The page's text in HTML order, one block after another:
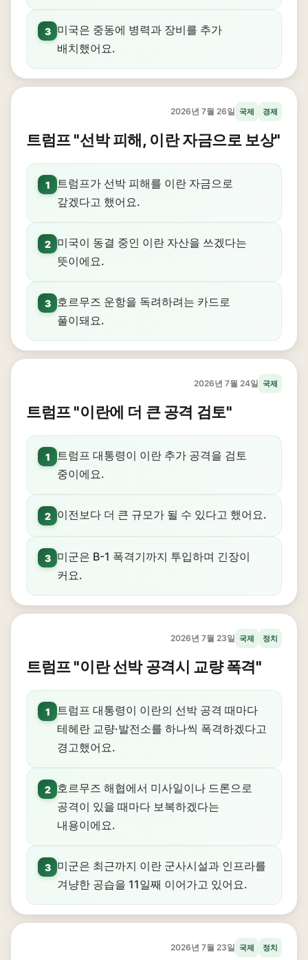
3
미국은 중동에 병력과 장비를 추가
배치했어요.
2026년 7월 26일 국제 경제
트럼프 "선박 피해, 이란 자금으로 보상"
1
트럼프가 선박 피해를 이란 자금으로
갚겠다고 했어요.
2
미국이 동결 중인 이란 자산을 쓰겠다는
뜻이에요.
3
호르무즈 운항을 독려하려는 카드로
풀이돼요.
2026년 7월 24일 국제
트럼프 "이란에 더 큰 공격 검토"
1
트럼프 대통령이 이란 추가 공격을 검토
중이에요.
2 이전보다 더 큰 규모가 될 수 있다고 했어요.
3
미군은 B-1 폭격기까지 투입하며 긴장이
커요.
2026년 7월 23일 국제 정치
트럼프 "이란 선박 공격시 교량 폭격"
1
트럼프 대통령이 이란의 선박 공격 때마다
테헤란 교량·발전소를 하나씩 폭격하겠다고
경고했어요.
2
호르무즈 해협에서 미사일이나 드론으로
공격이 있을 때마다 보복하겠다는
내용이에요.
3
미군은 최근까지 이란 군사시설과 인프라를
겨냥한 공습을 11일째 이어가고 있어요.
2026년 7월 23일 국제 정치